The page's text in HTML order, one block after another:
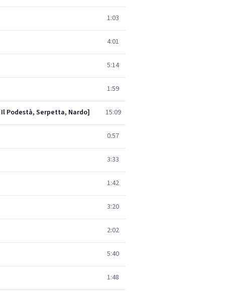
1:03
4:01
5:14
1:59
Podestà, Serpetta, Nardo] 15:09
0:57
3:33
1:42
3:20
2:02
5:40
1:48